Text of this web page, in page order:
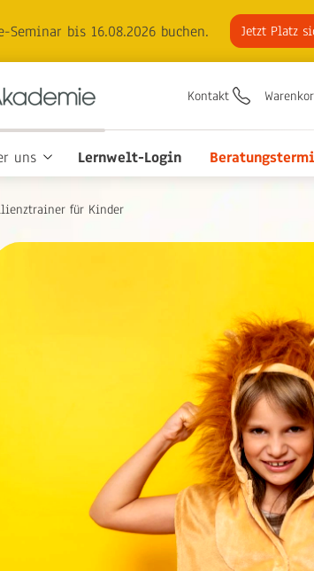
bis 16.08.2026 buchen. Jetzt Platz
Kontakt
uns Lernwelt-Login
für Kinder